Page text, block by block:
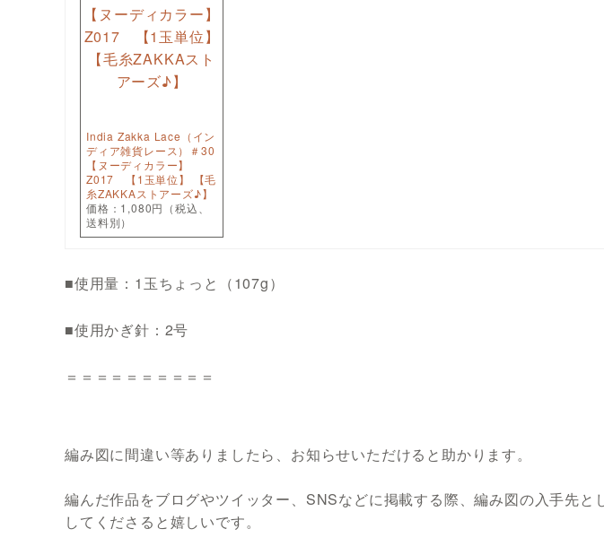
India Zakka Lace（イン
ディア雑貨レース）＃30
【ヌーディカラー】
Z017 【1玉単位】 【毛
糸ZAKKAストアーズ♪】
価格：1,080円（税込、
送料別）
■使用量：1玉ちょっと（107g）
■使用かぎ針：2号
＝＝＝＝＝＝＝＝＝＝
編み図に間違い等ありましたら、お知らせいただけると助かります。
編んだ作品をブログやツイッター、SNSなどに掲載する際、編み図の入手先と
してくださると嬉しいです。